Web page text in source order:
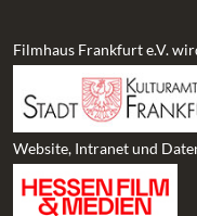
Filmhaus Frankfurt e.V.
Website, Intranet und